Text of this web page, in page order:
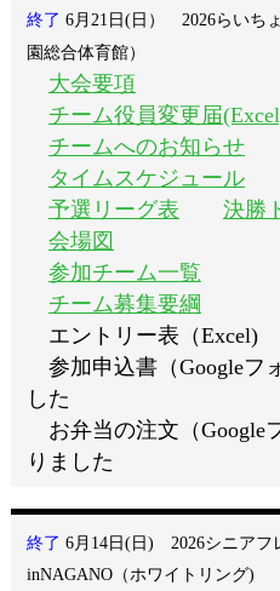
終了 6月21日(日） 2026らいち
園総合体育館）
大会要項
チーム役員変更届
チームへのお知らせ
タイムスケジュール
予選リーグ表
決勝
会場図
参加チーム一覧
チーム募集要綱
エントリー表（Excel)
参加申込書（Googleフ
した
お弁当の注文（Google
りました
終了 6月14日(日) 2026シニアフ
inNAGANO（ホワイトリング)